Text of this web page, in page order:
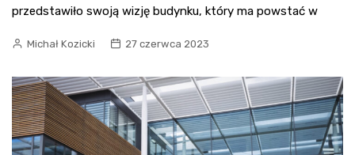
przedstawiło swoją wizję budynku, który ma powstać w
Michał Kozicki 27 czerwca 2023